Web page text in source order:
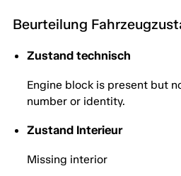
Beurteilung
Zustand technisch
Engine block is present but
number or identity.
Zustand Interieur
Missing interior